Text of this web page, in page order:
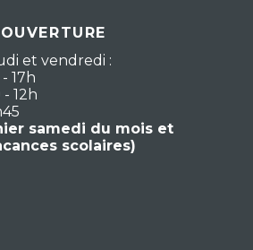
et vendredi :
17h
12h
samedi du mois et
scolaires)